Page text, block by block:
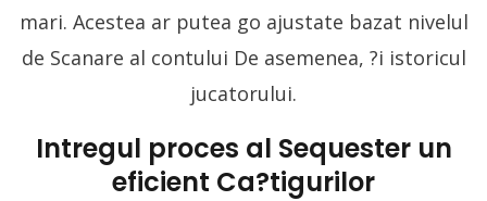
mari. Acestea ar putea go ajustate bazat nivelul
de Scanare al contului De asemenea, ?i istoricul
jucatorului.
Intregul proces al Sequester un
eficient Ca?tigurilor